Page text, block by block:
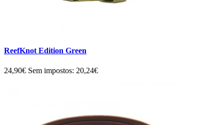
ReefKnot Edition Green
24,90€ Sem impostos: 20,24€